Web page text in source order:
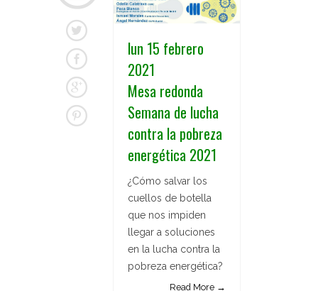
lun 15 febrero
2021
Mesa redonda
Semana de lucha
contra la pobreza
energética 2021
¿Cómo salvar los
cuellos de botella
que nos impiden
llegar a soluciones
en la lucha contra la
pobreza energética?
Read More →